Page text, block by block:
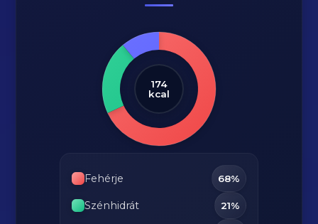
174
kcal
Fehérje 68%
Szénhidrát 21%